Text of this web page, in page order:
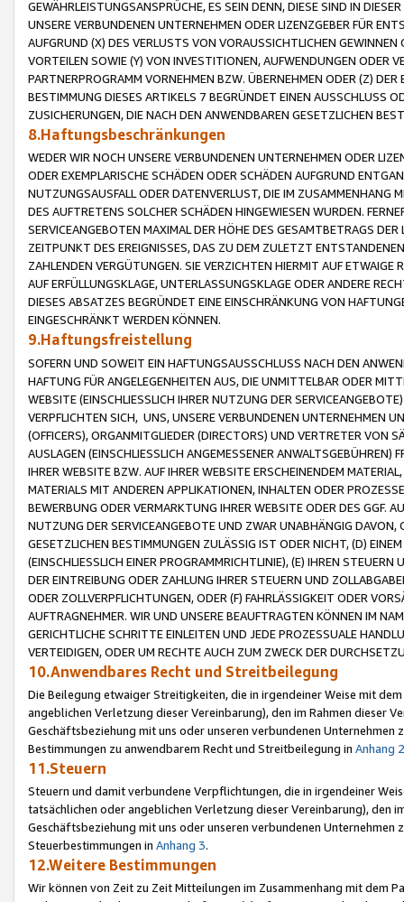
GEWÄHRLEISTUNGSANSPRÜCHE, ES SEIN DENN, DIESE SIND IN
UNSERE VERBUNDENEN UNTERNEHMEN ODER LIZENZGEBER FÜR
AUFGRUND (X) DES VERLUSTS VON VORAUSSICHTLICHEN
VORTEILEN SOWIE (Y) VON INVESTITIONEN, AUFWENDUNGEN ODER
PARTNERPROGRAMM VORNEHMEN BZW. ÜBERNEHMEN ODER (Z)
BESTIMMUNG DIESES ARTIKELS 7 BEGRÜNDET EINEN AUSSCHLUSS
ZUSICHERUNGEN, DIE NACH DEN ANWENDBAREN GESETZLICHEN
8.Haftungsbeschränkungen
WEDER WIR NOCH UNSERE VERBUNDENEN UNTERNEHMEN ODER
ODER EXEMPLARISCHE SCHÄDEN ODER SCHÄDEN AUFGRUND
NUTZUNGSAUSFALL ODER DATENVERLUST, DIE IM ZUSAMMENHANG
DES AUFTRETENS SOLCHER SCHÄDEN HINGEWIESEN WURDEN.
SERVICEANGEBOTEN MAXIMAL DER HÖHE DES GESAMTBETRAGS
ZEITPUNKT DES EREIGNISSES, DAS ZU DEM ZULETZT
ZAHLENDEN VERGÜTUNGEN. SIE VERZICHTEN HIERMIT AUF
AUF ERFÜLLUNGSKLAGE, UNTERLASSUNGSKLAGE ODER ANDERE
DIESES ABSATZES BEGRÜNDET EINE EINSCHRÄNKUNG VON
EINGESCHRÄNKT WERDEN KÖNNEN.
9.Haftungsfreistellung
SOFERN UND SOWEIT EIN HAFTUNGSAUSSCHLUSS NACH DEN
HAFTUNG FÜR ANGELEGENHEITEN AUS, DIE UNMITTELBAR ODER
WEBSITE (EINSCHLIESSLICH IHRER NUTZUNG DER
VERPFLICHTEN SICH, UNS, UNSERE VERBUNDENEN UNTERNEHMEN
(OFFICERS), ORGANMITGLIEDER (DIRECTORS) UND VERTRETER VON
AUSLAGEN (EINSCHLIESSLICH ANGEMESSENER
IHRER WEBSITE BZW. AUF IHRER WEBSITE ERSCHEINENDEM
MATERIALS MIT ANDEREN APPLIKATIONEN, INHALTEN ODER
BEWERBUNG ODER VERMARKTUNG IHRER WEBSITE ODER DES GGF.
NUTZUNG DER SERVICEANGEBOTE UND ZWAR UNABHÄNGIG
GESETZLICHEN BESTIMMUNGEN ZULÄSSIG IST ODER NICHT, (D)
(EINSCHLIESSLICH EINER PROGRAMMRICHTLINIE), (E) IHREN
DER EINTREIBUNG ODER ZAHLUNG IHRER STEUERN UND
ODER ZOLLVERPFLICHTUNGEN, ODER (F) FAHRLÄSSIGKEIT ODER
AUFTRAGNEHMER. WIR UND UNSERE BEAUFTRAGTEN KÖNNEN IM
GERICHTLICHE SCHRITTE EINLEITEN UND JEDE PROZESSUALE
VERTEIDIGEN, ODER UM RECHTE AUCH ZUM ZWECK DER
10.Anwendbares Recht und Streitbeilegung
Die Beilegung etwaiger Streitigkeiten, die in irgendeiner Weise mit
angeblichen Verletzung dieser Vereinbarung), den im Rahmen dieser
Geschäftsbeziehung mit uns oder unseren verbundenen
Bestimmungen zu anwendbarem Recht und Streitbeilegung in Anhang 2
11.Steuern
Steuern und damit verbundene Verpflichtungen, die in irgendeiner
tatsächlichen oder angeblichen Verletzung dieser Vereinbarung), den
Geschäftsbeziehung mit uns oder unseren verbundenen
Steuerbestimmungen in Anhang 3.
12.Weitere Bestimmungen
Wir können von Zeit zu Zeit Mitteilungen im Zusammenhang mit dem